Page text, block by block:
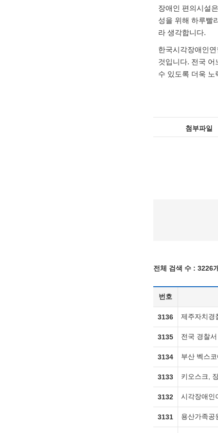
장애인 편의시설
성을 위해 하루빨
라 생각합니다.
한국시각장애인
것입니다. 전국 어
수 있도록 더욱 노
첨부파일
전체 검색 수 : 3226
번호
3136 제주자치경
3135 전국 경찰
3134 부산 벡스
3133 키오스크,
3132 시각장애인
3131 용산가족공